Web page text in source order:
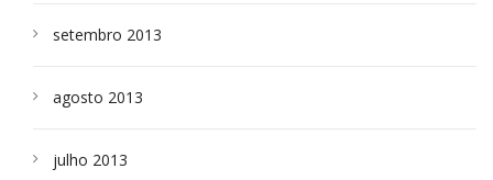
setembro 2013
agosto 2013
julho 2013